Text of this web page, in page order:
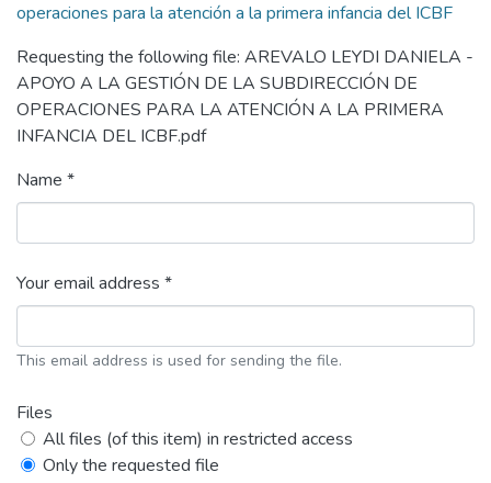
operaciones para la atención a la primera infancia del ICBF
Requesting the following file: AREVALO LEYDI DANIELA -
APOYO A LA GESTIÓN DE LA SUBDIRECCIÓN DE
OPERACIONES PARA LA ATENCIÓN A LA PRIMERA
INFANCIA DEL ICBF.pdf
Name *
Your email address *
This email address is used for sending the file.
Files
All files (of this item) in restricted access
Only the requested file